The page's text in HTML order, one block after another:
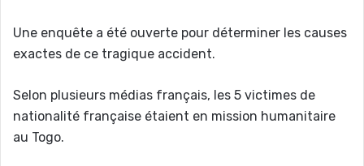
Une enquête a été ouverte pour déterminer les causes
exactes de ce tragique accident.
Selon plusieurs médias français, les 5 victimes de
nationalité française étaient en mission humanitaire
au Togo.